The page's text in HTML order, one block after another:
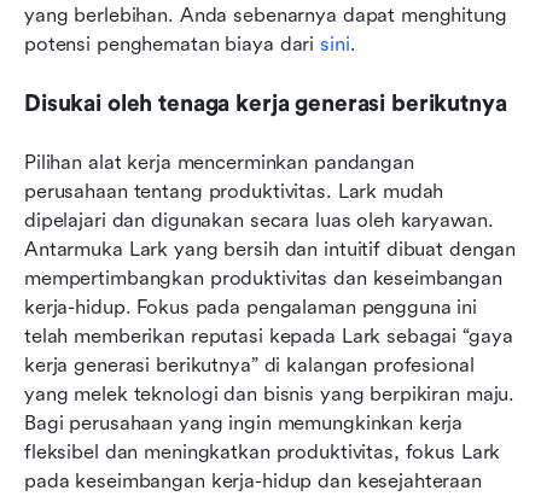
yang berlebihan. Anda sebenarnya dapat menghitung
potensi penghematan biaya dari sini.
Disukai oleh tenaga kerja generasi berikutnya
Pilihan alat kerja mencerminkan pandangan
perusahaan tentang produktivitas. Lark mudah
dipelajari dan digunakan secara luas oleh karyawan.
Antarmuka Lark yang bersih dan intuitif dibuat dengan
mempertimbangkan produktivitas dan keseimbangan
kerja-hidup. Fokus pada pengalaman pengguna ini
telah memberikan reputasi kepada Lark sebagai “gaya
kerja generasi berikutnya” di kalangan profesional
yang melek teknologi dan bisnis yang berpikiran maju.
Bagi perusahaan yang ingin memungkinkan kerja
fleksibel dan meningkatkan produktivitas, fokus Lark
pada keseimbangan kerja-hidup dan kesejahteraan